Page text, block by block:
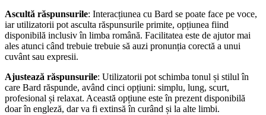
Ascultă răspunsurile: Interacțiunea cu Bard se poate face pe voce,
iar utilizatorii pot asculta răspunsurile primite, opțiunea fiind
disponibilă inclusiv în limba română. Facilitatea este de ajutor mai
ales atunci când trebuie trebuie să auzi pronunția corectă a unui
cuvânt sau expresii.
Ajustează răspunsurile: Utilizatorii pot schimba tonul și stilul în
care Bard răspunde, având cinci opțiuni: simplu, lung, scurt,
profesional și relaxat. Această opțiune este în prezent disponibilă
doar în engleză, dar va fi extinsă în curând și la alte limbi.